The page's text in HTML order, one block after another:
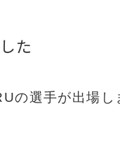
た
の選手が出場し